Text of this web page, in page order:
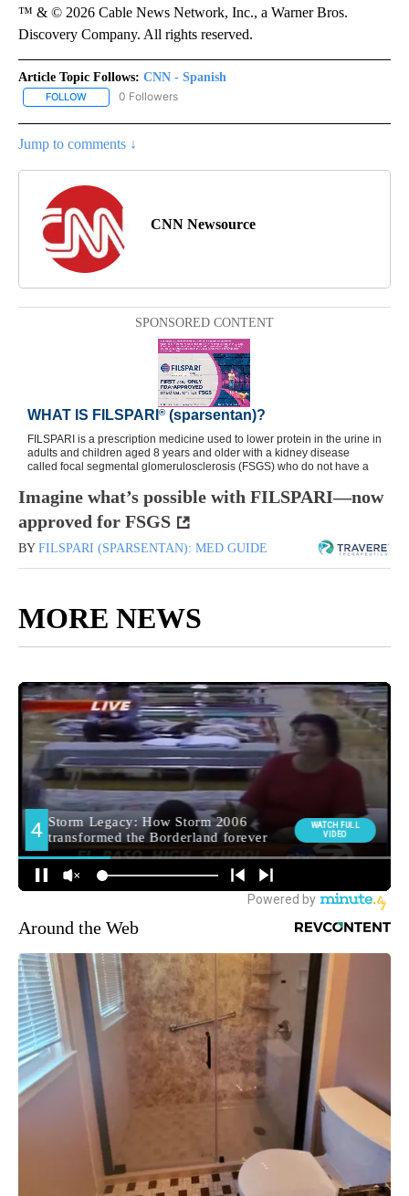
™ & © 2026 Cable News Network, Inc., a Warner Bros.
Discovery Company. All rights reserved.
Article Topic Follows: CNN - Spanish
FOLLOW FOLLOW "CNN - SPANISH" TO RECEIVE NOTIFICATIONS ABOUT
0 Followers
Jump to comments ↓
CNN Newsource
SPONSORED CONTENT
Imagine what’s possible with FILSPARI—now
approved for FSGS
BY FILSPARI (SPARSENTAN): MED GUIDE
MORE NEWS
Around the Web